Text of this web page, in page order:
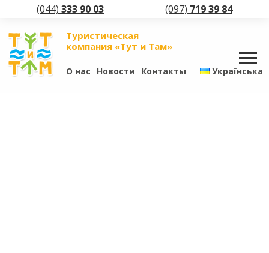
(044) 333 90 03 (097) 719 39 84
Туристическая
компания «Тут и Там»
О нас Новости Контакты Українська